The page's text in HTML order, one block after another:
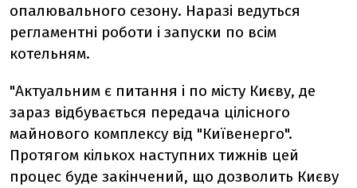
опалювального сезону. Наразі ведуться
регламентні роботи і запуски по всім
котельням.
"Актуальним є питання і по місту Києву, де
зараз відбувається передача цілісного
майнового комплексу від "Київенерго".
Протягом кількох наступних тижнів цей
процес буде закінчений, що дозволить Києву